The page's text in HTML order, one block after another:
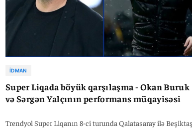
İDMAN
Super Liqada böyük qarşılaşma - Okan Buruk
və Sərgən Yalçının performans müqayisəsi
Trendyol Super Liqanın 8-ci turunda Qalatasaray ilə